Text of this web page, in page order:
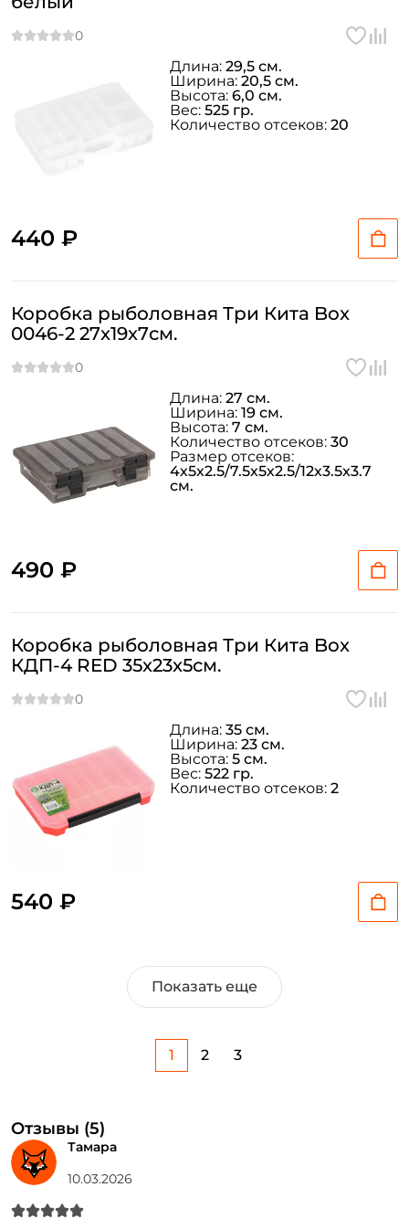
440 ₽
Длина: 29,5 см.
Ширина: 20,5 см.
Высота: 6,0 см.
Вес: 525 гр.
Количество отсеков: 20
Коробка рыболовная Три Кита Box
0046-2 27x19x7см.
490 ₽
Длина: 27 см.
Ширина: 19 см.
Высота: 7 см.
Количество отсеков: 30
Размер отсеков:
4х5х2.5/7.5х5х2.5/12х3.5х3.7
см.
Коробка рыболовная Три Кита Box
КДП-4 RED 35x23x5см.
540 ₽
Длина: 35 см.
Ширина: 23 см.
Высота: 5 см.
Вес: 522 гр.
Количество отсеков: 2
Показать еще
1 2 3
Отзывы (5)
Тамара
10.03.2026